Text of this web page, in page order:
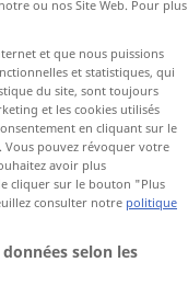
ou nos Site Web. Pour plus
et que nous puissions
et statistiques, qui
du site, sont toujours
et les cookies utilisés
en cliquant sur le
Vous pouvez révoquer votre
avoir plus
cliquer sur le bouton "Plus
consulter notre politique
selon les